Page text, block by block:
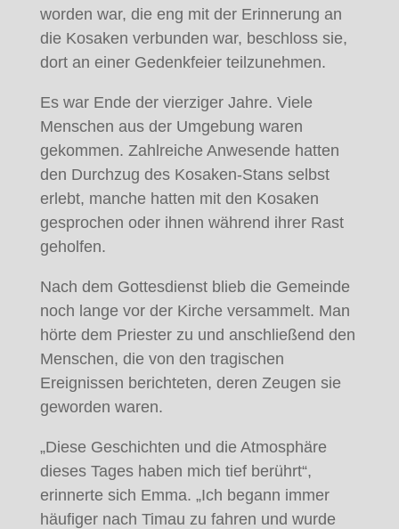
worden war, die eng mit der Erinnerung an
die Kosaken verbunden war, beschloss sie,
dort an einer Gedenkfeier teilzunehmen.
Es war Ende der vierziger Jahre. Viele
Menschen aus der Umgebung waren
gekommen. Zahlreiche Anwesende hatten
den Durchzug des Kosaken-Stans selbst
erlebt, manche hatten mit den Kosaken
gesprochen oder ihnen während ihrer Rast
geholfen.
Nach dem Gottesdienst blieb die Gemeinde
noch lange vor der Kirche versammelt. Man
hörte dem Priester zu und anschließend den
Menschen, die von den tragischen
Ereignissen berichteten, deren Zeugen sie
geworden waren.
„Diese Geschichten und die Atmosphäre
dieses Tages haben mich tief berührt“,
erinnerte sich Emma. „Ich begann immer
häufiger nach Timau zu fahren und wurde